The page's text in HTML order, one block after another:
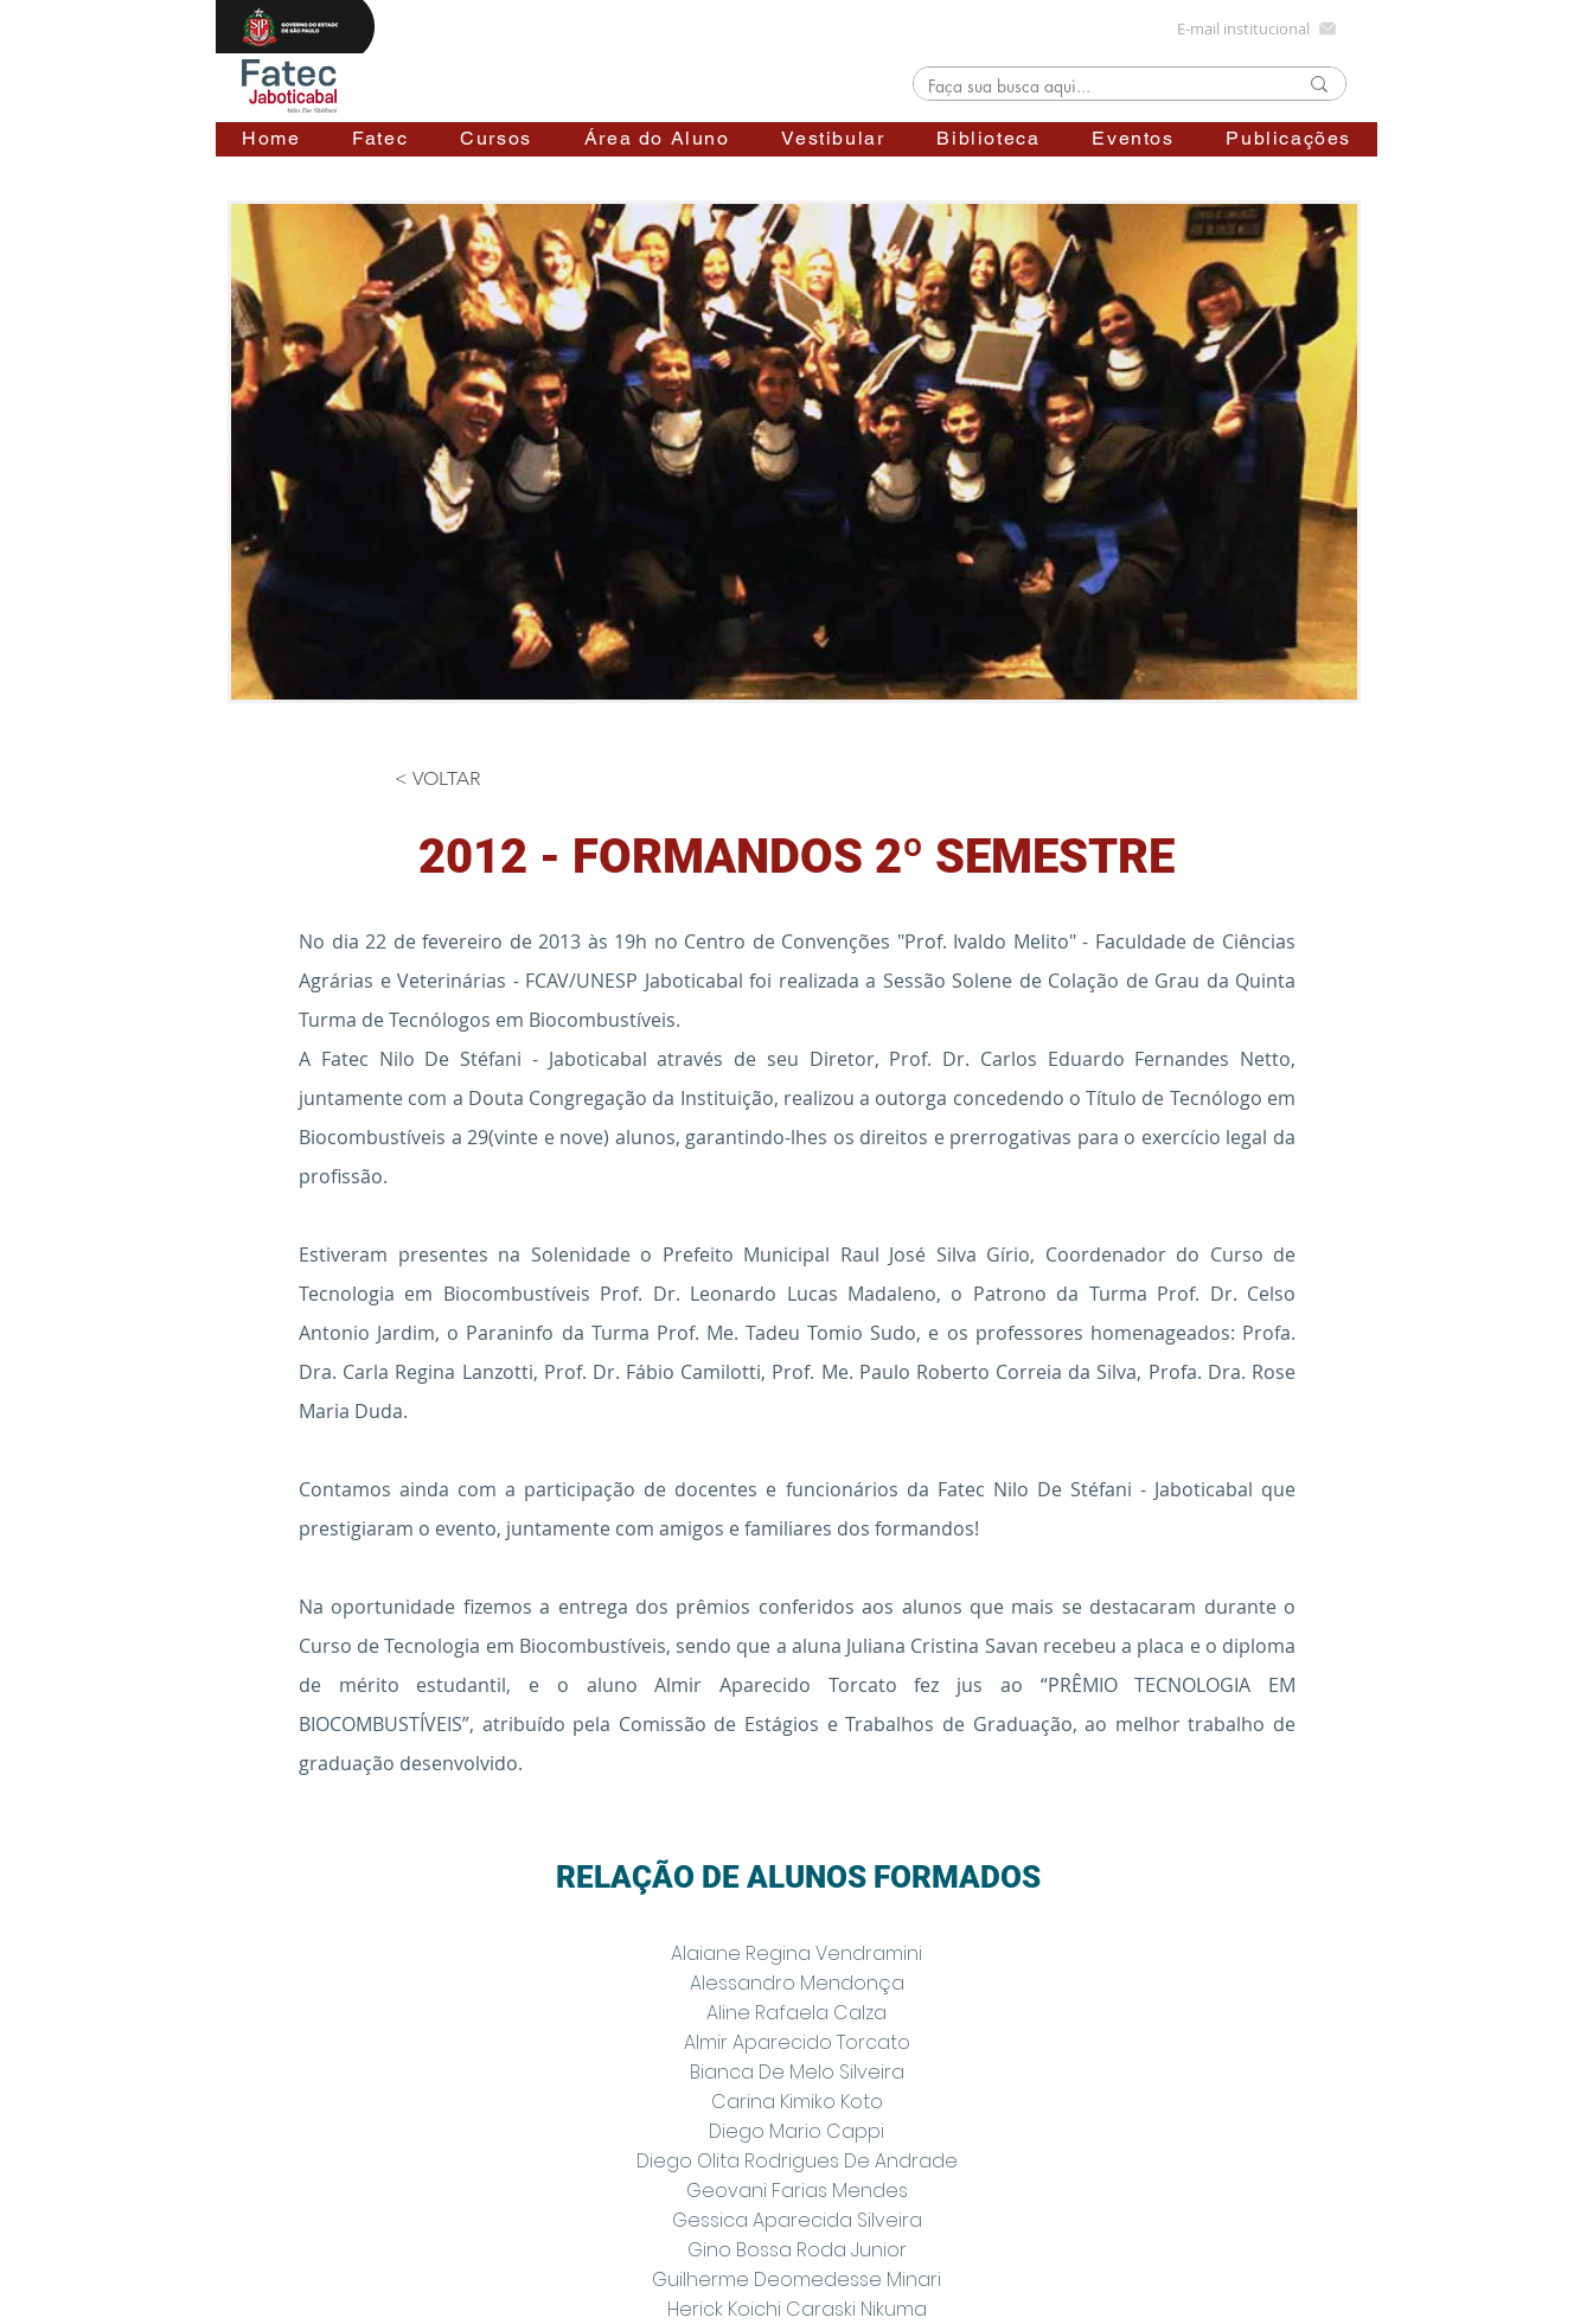
E-mail institucional
Home Fatec Cursos Área do Aluno Vestibular Biblioteca Eventos Publicações
< VOLTAR
2012 - FORMANDOS 2º SEMESTRE
No dia 22 de fevereiro de 2013 às 19h no Centro de Convenções "Prof. Ivaldo Melito" - Faculdade de Ciências
Agrárias e Veterinárias - FCAV/UNESP Jaboticabal foi realizada a Sessão Solene de Colação de Grau da Quinta
Turma de Tecnólogos em Biocombustíveis.
A Fatec Nilo De Stéfani - Jaboticabal através de seu Diretor, Prof. Dr. Carlos Eduardo Fernandes Netto,
juntamente com a Douta Congregação da Instituição, realizou a outorga concedendo o Título de Tecnólogo em
Biocombustíveis a 29(vinte e nove) alunos, garantindo-lhes os direitos e prerrogativas para o exercício legal da
profissão.
Estiveram presentes na Solenidade o Prefeito Municipal Raul José Silva Gírio, Coordenador do Curso de
Tecnologia em Biocombustíveis Prof. Dr. Leonardo Lucas Madaleno, o Patrono da Turma Prof. Dr. Celso
Antonio Jardim, o Paraninfo da Turma Prof. Me. Tadeu Tomio Sudo, e os professores homenageados: Profa.
Dra. Carla Regina Lanzotti, Prof. Dr. Fábio Camilotti, Prof. Me. Paulo Roberto Correia da Silva, Profa. Dra. Rose
Maria Duda.
Contamos ainda com a participação de docentes e funcionários da Fatec Nilo De Stéfani - Jaboticabal que
prestigiaram o evento, juntamente com amigos e familiares dos formandos!
Na oportunidade fizemos a entrega dos prêmios conferidos aos alunos que mais se destacaram durante o
Curso de Tecnologia em Biocombustíveis, sendo que a aluna Juliana Cristina Savan recebeu a placa e o diploma
de mérito estudantil, e o aluno Almir Aparecido Torcato fez jus ao “PRÊMIO TECNOLOGIA EM
BIOCOMBUSTÍVEIS”, atribuído pela Comissão de Estágios e Trabalhos de Graduação, ao melhor trabalho de
graduação desenvolvido.
RELAÇÃO DE ALUNOS FORMADOS
Alaiane Regina Vendramini
Alessandro Mendonça
Aline Rafaela Calza
Almir Aparecido Torcato
Bianca De Melo Silveira
Carina Kimiko Koto
Diego Mario Cappi
Diego Olita Rodrigues De Andrade
Geovani Farias Mendes
Gessica Aparecida Silveira
Gino Bossa Roda Junior
Guilherme Deomedesse Minari
Herick Koichi Caraski Nikuma